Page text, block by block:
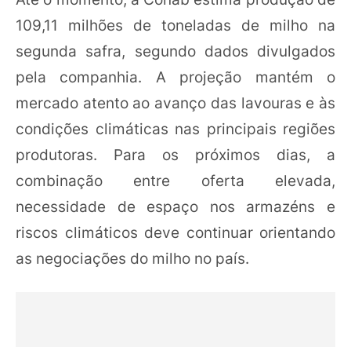
109,11 milhões de toneladas de milho na
segunda safra, segundo dados divulgados
pela companhia. A projeção mantém o
mercado atento ao avanço das lavouras e às
condições climáticas nas principais regiões
produtoras. Para os próximos dias, a
combinação entre oferta elevada,
necessidade de espaço nos armazéns e
riscos climáticos deve continuar orientando
as negociações do milho no país.